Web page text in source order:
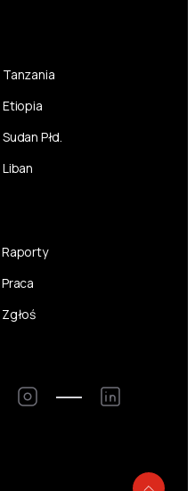
Tanzania
Etiopia
Sudan Płd.
Liban
Raporty
Praca
Zgłoś
Instagram LinkedIn